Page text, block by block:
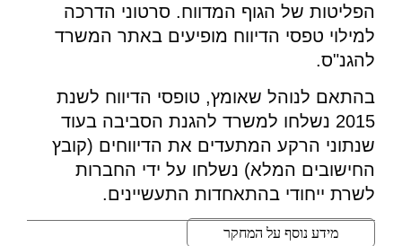
הפליטות של הגוף המדווח. סרטוני הדרכה
למילוי טפסי הדיווח מופיעים באתר המשרד
להגנ"ס.
בהתאם לנוהל שאומץ, טופסי הדיווח לשנת
2015 נשלחו למשרד להגנת הסביבה בעוד
שנתוני הרקע המתעדים את הדיווחים (קובץ
החישובים המלא) נשלחו על ידי החברות
לשרת ייחודי בהתאחדות התעשיינים.
מידע נוסף על המחקר